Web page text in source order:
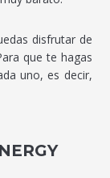
disfrutar de
que te hagas
uno, es decir,